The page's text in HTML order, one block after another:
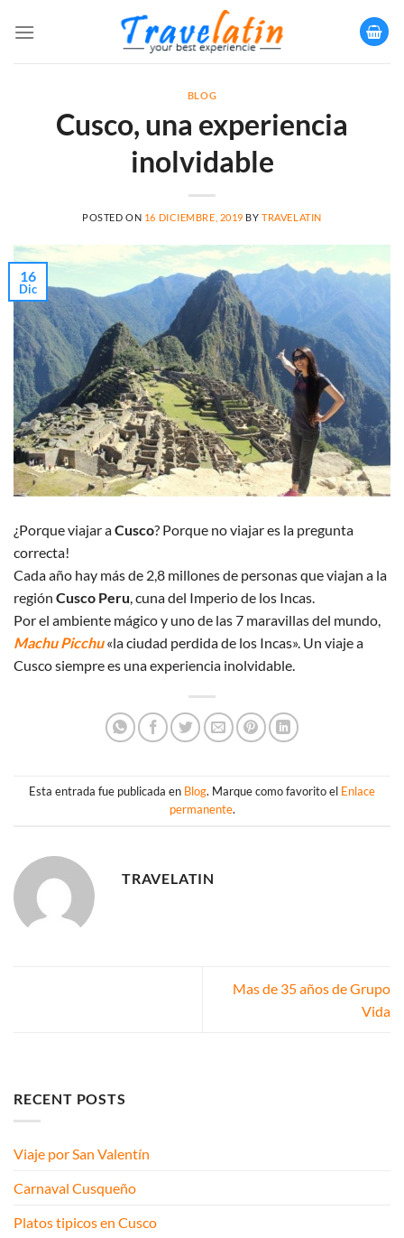
BLOG
Cusco, una experiencia
inolvidable
POSTED ON 16 DICIEMBRE, 2019 BYTRAVELATIN
16
Dic
¿Porque viajar aCusco? Porque no viajar es la pregunta
correcta!
Cada año hay más de 2,8 millones de personas que viajan a la
región Cusco Peru, cuna del Imperio de los Incas.
Por el ambiente mágico y uno de las 7 maravillas del mundo,
Machu Picchu«la ciudad perdida de los Incas». Un viaje a
Cusco siempre es una experiencia inolvidable.
Esta entrada fue publicada en Blog. Marque como favorito el Enlace
permanente.
TRAVELATIN
Mas de 35 años de Grupo
Vida
RECENT POSTS
Viaje por San Valentín
Carnaval Cusqueño
Platos tipicos en Cusco